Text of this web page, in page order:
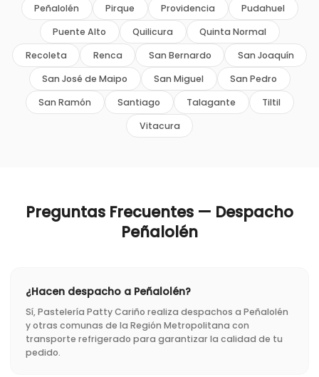
Peñalolén Pirque Providencia
Pudahuel
Puente Alto
Quilicura
Quinta Normal
Recoleta
Renca San Bernardo
San Joaquín
San José de Maipo
San Miguel
San Pedro
San Ramón
Santiago Talagante
Tiltil
Vitacura
Preguntas Frecuentes — Despacho
Peñalolén
¿Hacen despacho a Peñalolén?
Sí, Pastelería Patty Cariño realiza despachos a Peñalolén
y otras comunas de la Región Metropolitana con
transporte refrigerado para garantizar la calidad de tu
pedido.